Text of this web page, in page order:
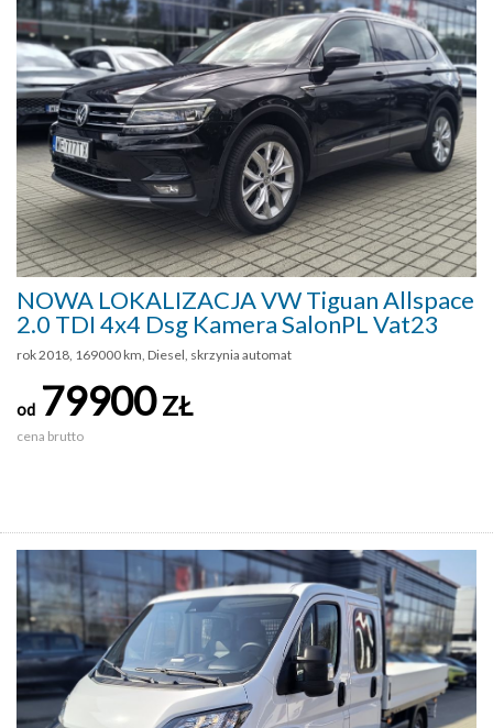
NOWA LOKALIZACJA VW Tiguan Allspace
2.0 TDI 4x4 Dsg Kamera SalonPL Vat23
rok 2018, 169000 km, Diesel, skrzynia automat
od 79900ZŁ
cena brutto